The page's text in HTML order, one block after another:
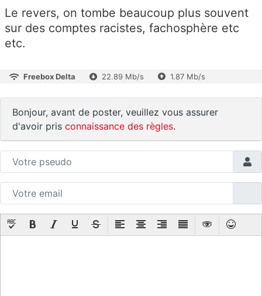
Le revers, on tombe beaucoup plus souvent
sur des comptes racistes, fachosphère etc
etc.
Freebox Delta 22.89 Mb/s 1.87 Mb/s
Bonjour, avant de poster, veuillez vous assurer
d'avoir pris connaissance des règles.